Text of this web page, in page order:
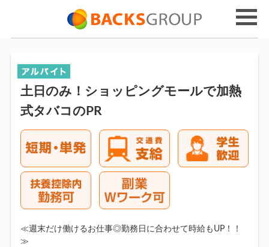
土日のみ！ショッピングモールで加熱
式タバコのPR
≪週末だけ働けるお仕事◎勤務日に合わせて時給もUP！！
≫